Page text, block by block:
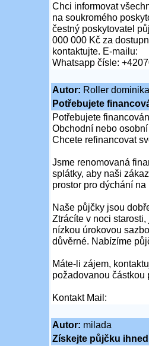
Chci informovat
na soukromého
čestný poskytovatel
000 000 Kč za
kontaktujte. E-mailu:
Whatsapp čísle:
Autor: Roller dominika
Potřebujete
Potřebujete
Obchodní nebo
Chcete refinancovat
Jsme renomovaná
splátky, aby naši
prostor pro dýchání
Naše půjčky jsou
Ztrácíte v noci
nízkou úrokovou
důvěrné. Nabízíme
Máte-li zájem,
požadovanou částkou
Kontakt Mail:
Autor: milada
Získejte půjčku